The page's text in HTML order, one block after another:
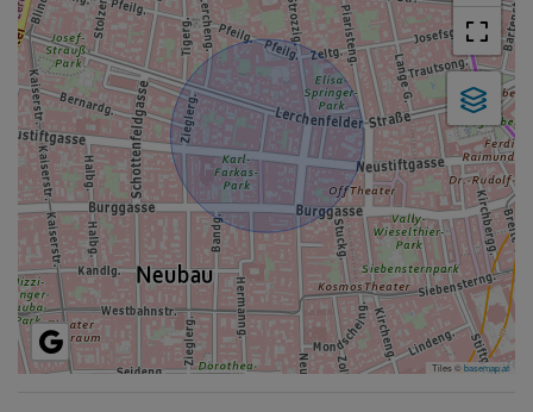
Tiles ©basemap.at